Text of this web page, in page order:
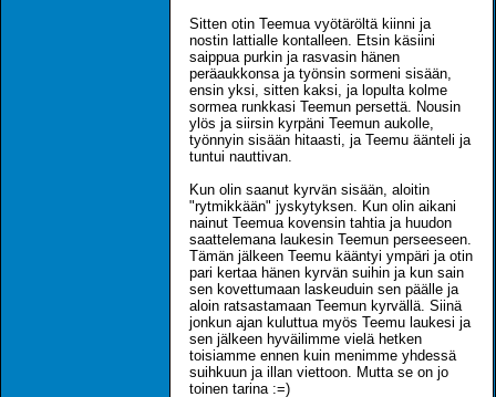
Sitten otin Teemua vyötäröltä kiinni ja
nostin lattialle kontalleen. Etsin käsiini
saippua purkin ja rasvasin hänen
peräaukkonsa ja työnsin sormeni sisään,
ensin yksi, sitten kaksi, ja lopulta kolme
sormea runkkasi Teemun persettä. Nousin
ylös ja siirsin kyrpäni Teemun aukolle,
työnnyin sisään hitaasti, ja Teemu äänteli ja
tuntui nauttivan.
Kun olin saanut kyrvän sisään, aloitin
"rytmikkään" jyskytyksen. Kun olin aikani
nainut Teemua kovensin tahtia ja huudon
saattelemana laukesin Teemun perseeseen.
Tämän jälkeen Teemu kääntyi ympäri ja otin
pari kertaa hänen kyrvän suihin ja kun sain
sen kovettumaan laskeuduin sen päälle ja
aloin ratsastamaan Teemun kyrvällä. Siinä
jonkun ajan kuluttua myös Teemu laukesi ja
sen jälkeen hyväilimme vielä hetken
toisiamme ennen kuin menimme yhdessä
suihkuun ja illan viettoon. Mutta se on jo
toinen tarina :=)